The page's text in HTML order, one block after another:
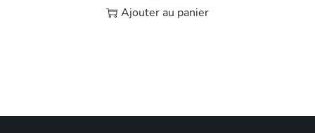
Ajouter au panier